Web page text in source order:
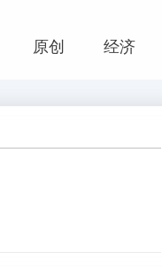
原创 经济